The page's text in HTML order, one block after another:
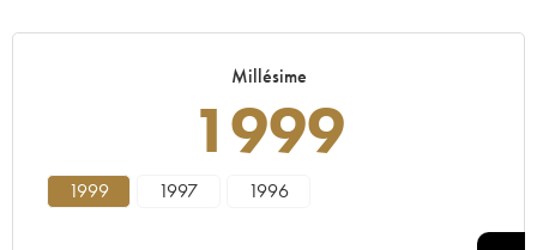
Millésime
1999
1999 1997 1996